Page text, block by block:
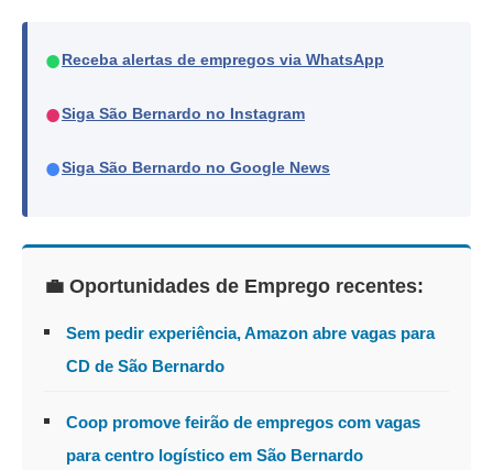
● Receba alertas de empregos via WhatsApp
●Siga São Bernardo no Instagram
●Siga São Bernardo no Google News
💼 Oportunidades de Emprego recentes:
Sem pedir experiência, Amazon abre vagas para
CD de São Bernardo
Coop promove feirão de empregos com vagas
para centro logístico em São Bernardo